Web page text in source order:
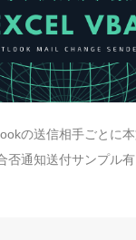
の送信相手ごとに
否通知送付サンプル有